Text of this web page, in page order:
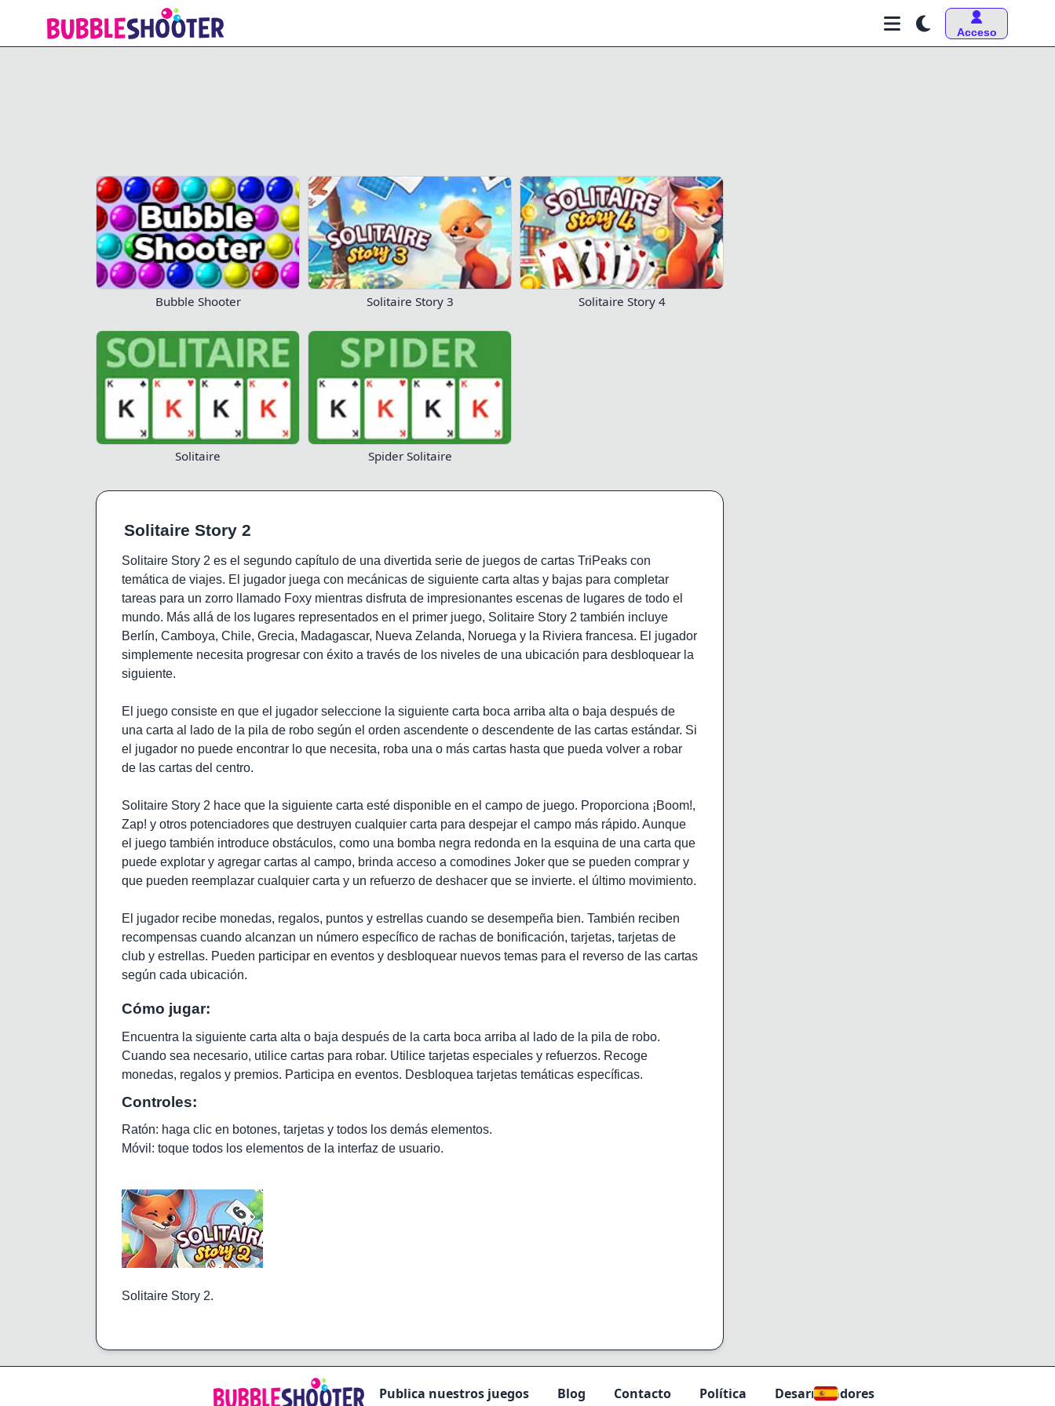
Acceso
Solitaire Story 2 0/2 108 94
Bubble Shooter Solitaire Story 3 Solitaire Story 4
Solitaire Spider Solitaire
Solitaire Story 2
Solitaire Story 2 es el segundo capítulo de una divertida serie de juegos de cartas TriPeaks con
temática de viajes. El jugador juega con mecánicas de siguiente carta altas y bajas para completar
tareas para un zorro llamado Foxy mientras disfruta de impresionantes escenas de lugares de todo el
mundo. Más allá de los lugares representados en el primer juego, Solitaire Story 2 también incluye
Berlín, Camboya, Chile, Grecia, Madagascar, Nueva Zelanda, Noruega y la Riviera francesa. El jugador
simplemente necesita progresar con éxito a través de los niveles de una ubicación para desbloquear la
siguiente.
El juego consiste en que el jugador seleccione la siguiente carta boca arriba alta o baja después de
una carta al lado de la pila de robo según el orden ascendente o descendente de las cartas estándar. Si
el jugador no puede encontrar lo que necesita, roba una o más cartas hasta que pueda volver a robar
de las cartas del centro.
Solitaire Story 2 hace que la siguiente carta esté disponible en el campo de juego. Proporciona ¡Boom!,
Zap! y otros potenciadores que destruyen cualquier carta para despejar el campo más rápido. Aunque
el juego también introduce obstáculos, como una bomba negra redonda en la esquina de una carta que
puede explotar y agregar cartas al campo, brinda acceso a comodines Joker que se pueden comprar y
que pueden reemplazar cualquier carta y un refuerzo de deshacer que se invierte. el último movimiento.
El jugador recibe monedas, regalos, puntos y estrellas cuando se desempeña bien. También reciben
recompensas cuando alcanzan un número específico de rachas de bonificación, tarjetas, tarjetas de
club y estrellas. Pueden participar en eventos y desbloquear nuevos temas para el reverso de las cartas
según cada ubicación.
Cómo jugar:
Encuentra la siguiente carta alta o baja después de la carta boca arriba al lado de la pila de robo.
Cuando sea necesario, utilice cartas para robar. Utilice tarjetas especiales y refuerzos. Recoge
monedas, regalos y premios. Participa en eventos. Desbloquea tarjetas temáticas específicas.
Controles:
Ratón: haga clic en botones, tarjetas y todos los demás elementos.
Móvil: toque todos los elementos de la interfaz de usuario.
Solitaire Story 2.
Publica nuestros juegos Blog Contacto Política Desarrolladores